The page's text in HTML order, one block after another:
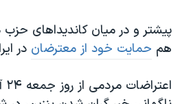
پیشتر و در میان کاندیداهای حزب
هم حمایت خود از معترضان در